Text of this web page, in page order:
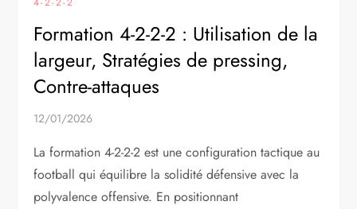
Formation 4-2-2-2 : Utilisation de la
largeur, Stratégies de pressing,
Contre-attaques
12/01/2026
La formation 4-2-2-2 est une configuration tactique au
football qui équilibre la solidité défensive avec la
polyvalence offensive. En positionnant